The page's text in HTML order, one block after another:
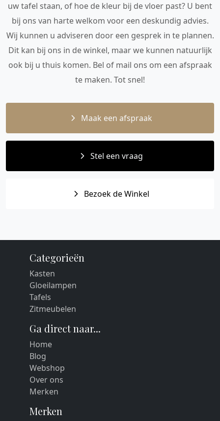
uw tafel staan, of hoe de kleur bij de vloer past? U bent
bij ons van harte welkom voor een deskundig advies.
Wij kunnen u adviseren door een gesprek in te plannen.
Dit kan bij ons in de winkel, maar we kunnen natuurlijk
ook bij u thuis komen. Bel of mail ons om een afspraak
te maken. Tot snel!
Maak een afspraak
Stel een vraag
Bezoek de Winkel
Categorieën
Kasten
Gloeilampen
Tafels
Zitmeubelen
Ga direct naar...
Home
Blog
Webshop
Over ons
Merken
Merken